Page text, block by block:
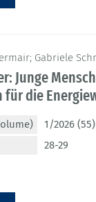
Gabriele
Junge
für die
1/2026 (55)
28-29